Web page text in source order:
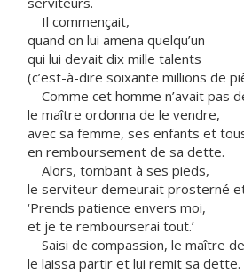
Il commençait,
quand on lui amena quelqu’un
qui lui devait dix mille talents
(c’est-à-dire soixante millions de
Comme cet homme n’avait pas
le maître ordonna de le vendre,
avec sa femme, ses enfants et
en remboursement de sa dette.
Alors, tombant à ses pieds,
le serviteur demeurait prosterné
‘Prends patience envers moi,
et je te rembourserai tout.’
Saisi de compassion, le maître
le laissa partir et lui remit sa dette.